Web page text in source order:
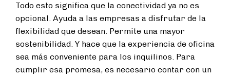
Todo esto significa que la conectividad ya no es
opcional. Ayuda a las empresas a disfrutar de la
flexibilidad que desean. Permite una mayor
sostenibilidad. Y hace que la experiencia de oficina
sea más conveniente para los inquilinos. Para
cumplir esa promesa, es necesario contar con un